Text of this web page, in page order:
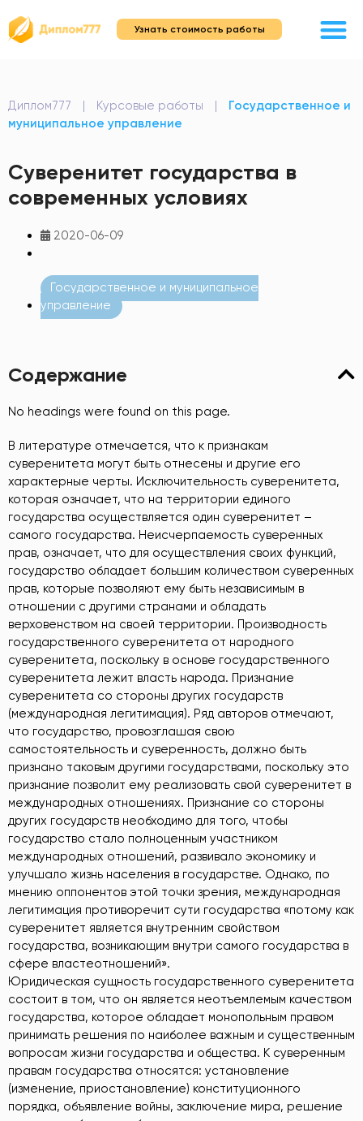
Узнать стоимость работы
Диплом777 | Курсовые работы |
Государственное и
муниципальное управление
Суверенитет государства в
современных условиях
2020-06-09
Государственное и муниципальное
управление
Содержание
No headings were found on this page.
В литературе отмечается, что к признакам
суверенитета могут быть отнесены и другие его
характерные черты. Исключительность суверенитета,
которая означает, что на территории единого
государства осуществляется один суверенитет –
самого государства. Неисчерпаемость суверенных
прав, означает, что для осуществления своих функций,
государство обладает большим количеством суверенных
прав, которые позволяют ему быть независимым в
отношении с другими странами и обладать
верховенством на своей территории. Производность
государственного суверенитета от народного
суверенитета, поскольку в основе государственного
суверенитета лежит власть народа. Признание
суверенитета со стороны других государств
(международная легитимация). Ряд авторов отмечают,
что государство, провозглашая свою
самостоятельность и суверенность, должно быть
признано таковым другими государствами, поскольку это
признание позволит ему реализовать свой суверенитет в
международных отношениях. Признание со стороны
других государств необходимо для того, чтобы
государство стало полноценным участником
международных отношений, развивало экономику и
улучшало жизнь населения в государстве. Однако, по
мнению оппонентов этой точки зрения, международная
легитимация противоречит сути государства «потому как
суверенитет является внутренним свойством
государства, возникающим внутри самого государства в
сфере властеотношений».
Юридическая сущность государственного суверенитета
состоит в том, что он является неотъемлемым качеством
государства, которое обладает монопольным правом
принимать решения по наиболее важным и существенным
вопросам жизни государства и общества. К суверенным
правам государства относятся: установление
(изменение, приостановление) конституционного
порядка, объявление войны, заключение мира, решение